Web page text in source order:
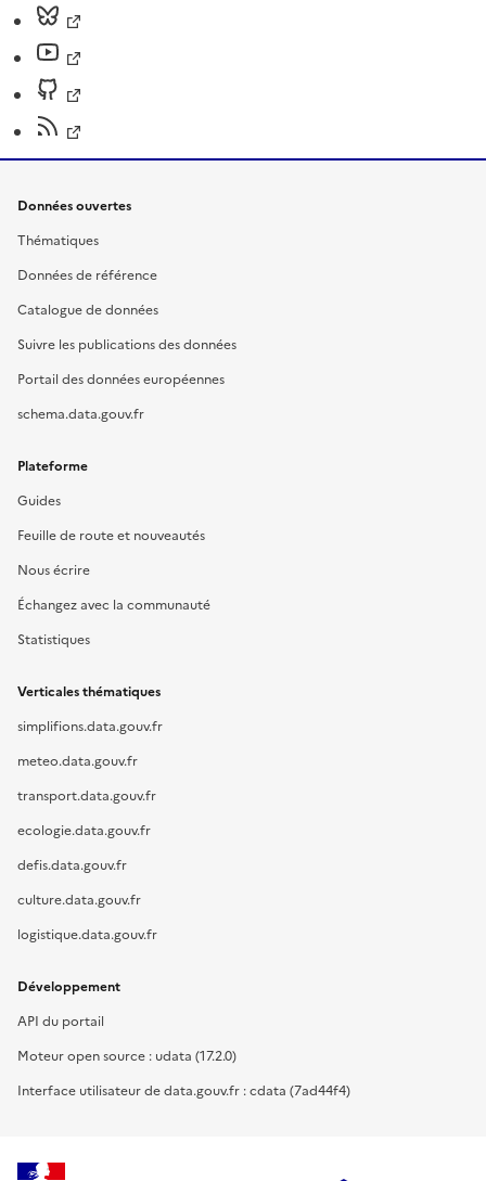
Données ouvertes
Thématiques
Données de référence
Catalogue de données
Suivre les publications des données
Portail des données européennes
schema.data.gouv.fr
Plateforme
Guides
Feuille de route et nouveautés
Nous écrire
Échangez avec la communauté
Statistiques
Verticales thématiques
simplifions.data.gouv.fr
meteo.data.gouv.fr
transport.data.gouv.fr
ecologie.data.gouv.fr
defis.data.gouv.fr
culture.data.gouv.fr
logistique.data.gouv.fr
Développement
API du portail
Moteur open source : udata (17.2.0)
Interface utilisateur de data.gouv.fr : cdata (7ad44f4)